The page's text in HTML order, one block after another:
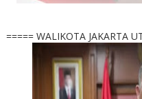
===== WALIKOTA JAKARTA